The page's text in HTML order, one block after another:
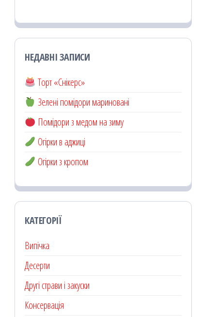
НЕДАВНІ ЗАПИСИ
Торт «Снікерс»
Зелені помідори мариновані
Помідори з медом на зиму
Огірки в аджиці
Огірки з кропом
КАТЕГОРІЇ
Випічка
Десерти
Другі страви і закуски
Консервація